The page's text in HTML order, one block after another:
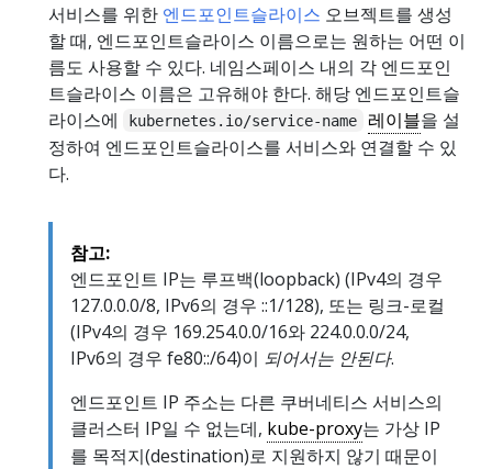
서비스를 위한 엔드포인트슬라이스 오브젝트를 생성
할 때, 엔드포인트슬라이스 이름으로는 원하는 어떤 이
름도 사용할 수 있다. 네임스페이스 내의 각 엔드포인
트슬라이스 이름은 고유해야 한다. 해당 엔드포인트슬
라이스에
kubernetes.io/service-name 레이블을 설
정하여 엔드포인트슬라이스를 서비스와 연결할 수 있
다.
참고:
엔드포인트 IP는 루프백(loopback) (IPv4의 경우
127.0.0.0/8, IPv6의 경우 ::1/128), 또는 링크-로컬
(IPv4의 경우 169.254.0.0/16와 224.0.0.0/24,
IPv6의 경우 fe80::/64)이 되어서는 안된다.
엔드포인트 IP 주소는 다른 쿠버네티스 서비스의
클러스터 IP일 수 없는데, kube-proxy는 가상 IP
를 목적지(destination)로 지원하지 않기 때문이